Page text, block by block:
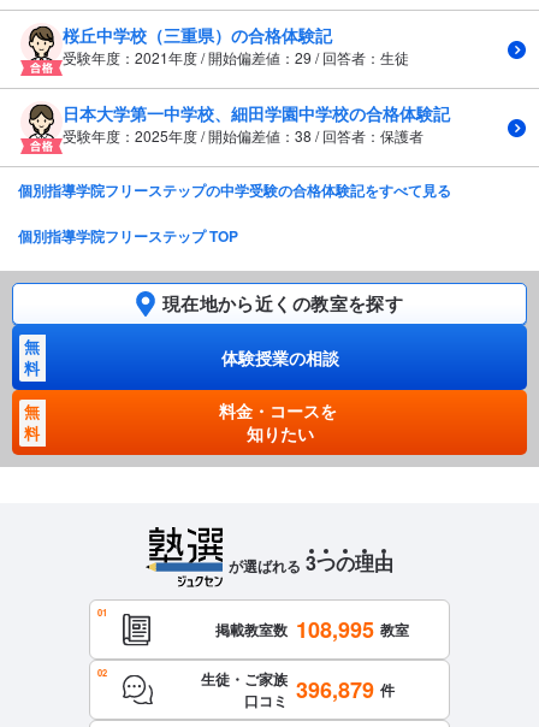
桜丘中学校（三重県）の合格体験記
受験年度：2021年度 / 開始偏差値：29 / 回答者：生徒
日本大学第一中学校、細田学園中学校の合格体験記
受験年度：2025年度 / 開始偏差値：38 / 回答者：保護者
個別指導学院フリーステップの中学受験の合格体験記をすべて見る
個別指導学院フリーステップ TOP
現在地から近くの教室を探す
無
料
体験授業の相談
無
料
料金・コースを
知りたい
が選ばれる 3つの理由
掲載教室数 108,995 教室
生徒・ご家族
口コミ 396,879 件